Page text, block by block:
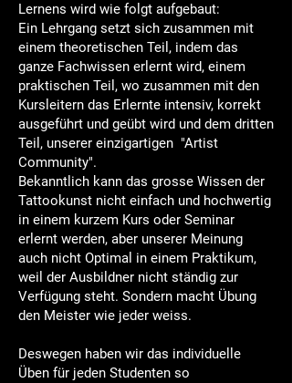
Lernens wird wie folgt aufgebaut:
Ein Lehrgang setzt sich zusammen mit
einem theoretischen Teil, indem das
ganze Fachwissen erlernt wird, einem
praktischen Teil, wo zusammen mit den
Kursleitern das Erlernte intensiv, korrekt
ausgeführt und geübt wird und dem dritten
Teil, unserer einzigartigen "Artist
Community".
Bekanntlich kann das grosse Wissen der
Tattookunst nicht einfach und hochwertig
in einem kurzem Kurs oder Seminar
erlernt werden, aber unserer Meinung
auch nicht Optimal in einem Praktikum,
weil der Ausbildner nicht ständig zur
Verfügung steht. Sondern macht Übung
den Meister wie jeder weiss.
Deswegen haben wir das individuelle
Üben für jeden Studenten so